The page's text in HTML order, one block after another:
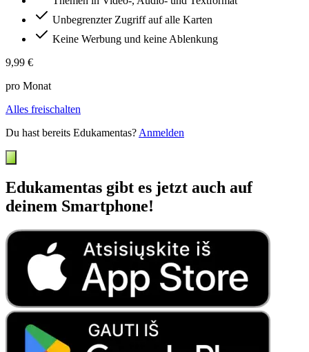
Unbegrenzter Zugriff auf alle Karten
Keine Werbung und keine Ablenkung
9,99 €
pro Monat
Alles freischalten
Du hast bereits Edukamentas? Anmelden
Edukamentas gibt es jetzt auch auf
deinem Smartphone!